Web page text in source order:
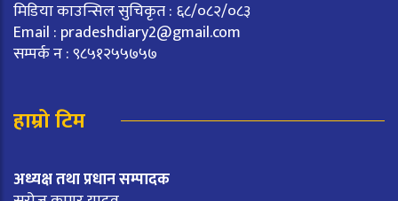
मिडिया काउन्सिल सुचिकृत : ६८/०८२/०८३
Email : pradeshdiary2@gmail.com
सम्पर्क न : ९८५१२५५७५७
हाम्रो टिम
अध्यक्ष तथा प्रधान सम्पादक